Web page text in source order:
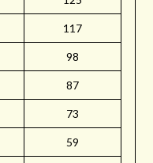
117
98
87
73
59